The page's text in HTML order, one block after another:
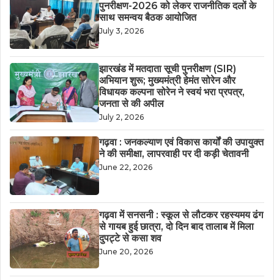
पुनरीक्षण-2026 को लेकर राजनीतिक दलों के
साथ समन्वय बैठक आयोजित
July 3, 2026
झारखंड में मतदाता सूची पुनरीक्षण (SIR)
अभियान शुरू; मुख्यमंत्री हेमंत सोरेन और
विधायक कल्पना सोरेन ने स्वयं भरा प्रपत्र,
जनता से की अपील
July 2, 2026
गढ़वा : जनकल्याण एवं विकास कार्यों की उपायुक्त
ने की समीक्षा, लापरवाही पर दी कड़ी चेतावनी
June 22, 2026
गढ़वा में सनसनी : स्कूल से लौटकर रहस्यमय ढंग
से गायब हुई छात्रा, दो दिन बाद तालाब में मिला
दुपट्टे से कसा शव
June 20, 2026